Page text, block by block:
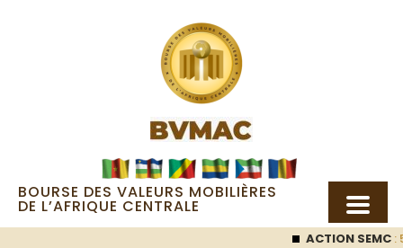
BOURSE DES VALEURS MOBILIÈRES
DE L’AFRIQUE CENTRALE
ACTION SEMC: 53 000